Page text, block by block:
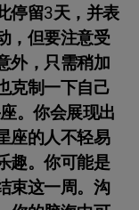
停留3天，并表
，但要注意受
外，只需稍加
克制一下自己
。你会展现出
座的人不轻易
趣。你可能是
束这一周。沟